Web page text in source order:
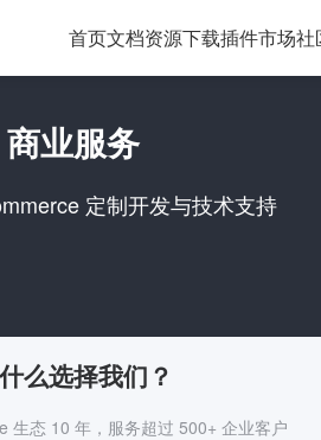
首页文档资源下载插件市场社
商业服务
定制开发与技术支持
么选择我们？
生态 10 年，服务超过 500+ 企业客户